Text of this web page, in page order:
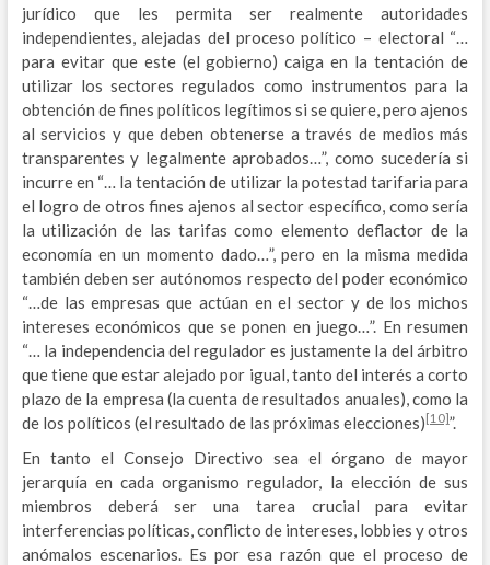
jurídico que les permita ser realmente autoridades
independientes, alejadas del proceso político – electoral “…
para evitar que este (el gobierno) caiga en la tentación de
utilizar los sectores regulados como instrumentos para la
obtención de fines políticos legítimos si se quiere, pero ajenos
al servicios y que deben obtenerse a través de medios más
transparentes y legalmente aprobados…”, como sucedería si
incurre en “… la tentación de utilizar la potestad tarifaria para
el logro de otros fines ajenos al sector específico, como sería
la utilización de las tarifas como elemento deflactor de la
economía en un momento dado…”, pero en la misma medida
también deben ser autónomos respecto del poder económico
“…de las empresas que actúan en el sector y de los michos
intereses económicos que se ponen en juego…”. En resumen
“… la independencia del regulador es justamente la del árbitro
que tiene que estar alejado por igual, tanto del interés a corto
plazo de la empresa (la cuenta de resultados anuales), como la
de los políticos (el resultado de las próximas elecciones) [10]”.
En tanto el Consejo Directivo sea el órgano de mayor
jerarquía en cada organismo regulador, la elección de sus
miembros deberá ser una tarea crucial para evitar
interferencias políticas, conflicto de intereses, lobbies y otros
anómalos escenarios. Es por esa razón que el proceso de